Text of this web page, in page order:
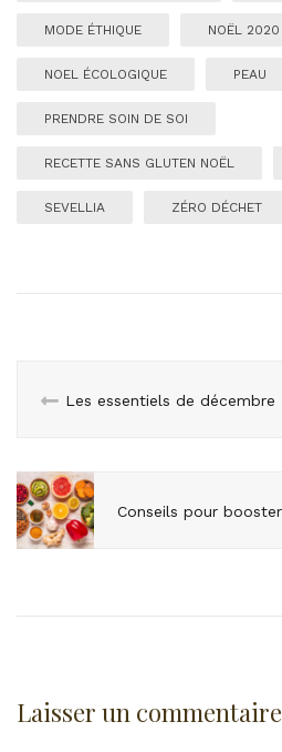
MODE ÉTHIQUE NOËL 2020
NOEL ÉCOLOGIQUE PEAU
PRENDRE SOIN DE SOI
RECETTE SANS GLUTEN NOËL
SEVELLIA ZÉRO DÉCHET
Les essentiels de décembre
Laisser un commentaire